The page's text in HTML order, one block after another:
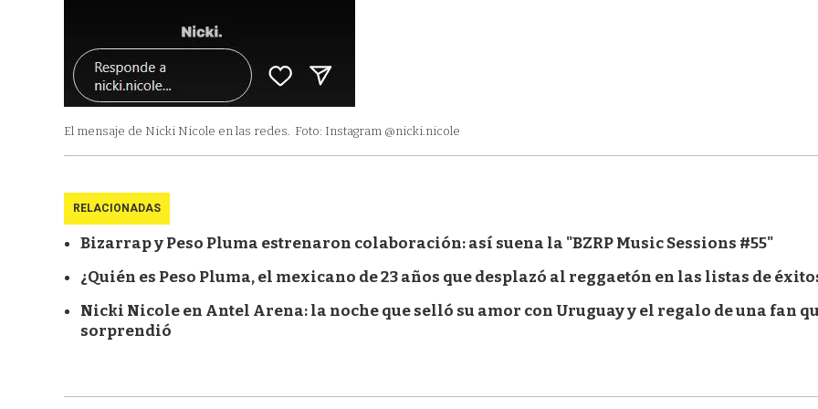
El mensaje de Nicki Nicole en las redes. Foto: Instagram @nicki.nicole
RELACIONADAS
Bizarrap y Peso Pluma estrenaron colaboración: así suena la "BZRP Music Sessions #55"
¿Quién es Peso Pluma, el mexicano de 23 años que desplazó al reggaetón en las listas de
Nicki Nicole en Antel Arena: la noche que selló su amor con Uruguay y el regalo de una fan
sorprendió